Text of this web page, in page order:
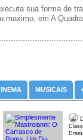
sua forma de
maximo, em A
MUSICAIS